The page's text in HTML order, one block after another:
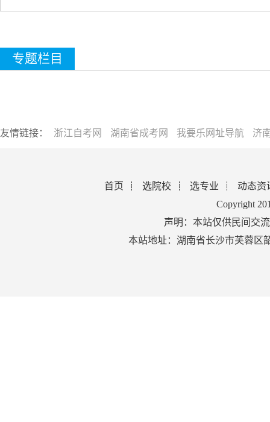
专题栏目
友情链接： 浙江自考网 湖南省成考网 我要乐网址导航 济
首页 选院校 选专业
动态资
Copyright
声明：本站仅供民间交
本站地址：湖南省长沙市芙蓉区